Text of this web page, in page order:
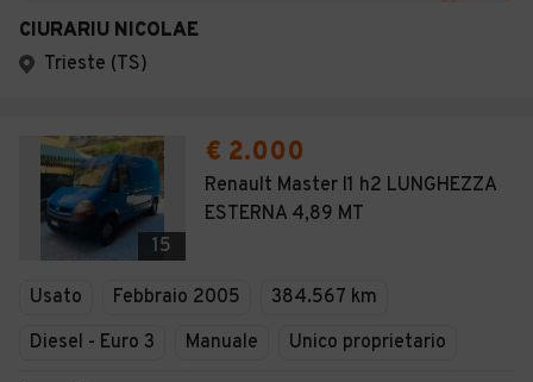
CIURARIU NICOLAE
Trieste (TS)
15
€ 2.000
Renault Master l1 h2 LUNGHEZZA
ESTERNA 4,89 MT
Usato Febbraio 2005
384.567 km
Diesel - Euro 3
Manuale Unico proprietario